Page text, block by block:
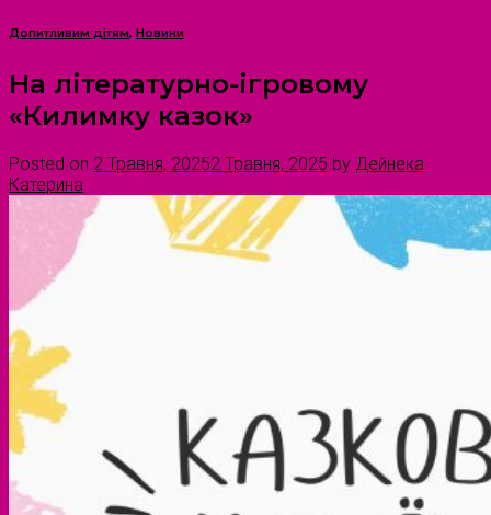
Допитливим дітям, Новини
На літературно-ігровому
«Килимку казок»
Posted on 2 Травня, 20252 Травня, 2025 by Дейнека
Катерина